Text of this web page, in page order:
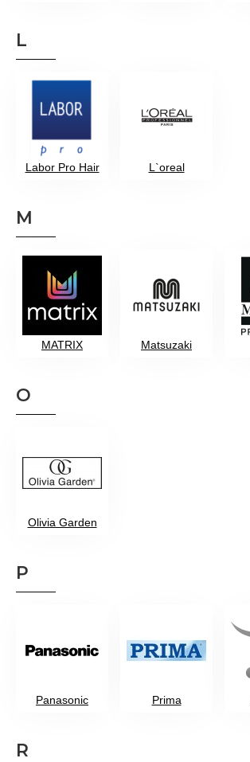
L
Labor Pro Hair L`oreal
M
MATRIX Matsuzaki
O
Olivia Garden
P
Panasonic Prima
R